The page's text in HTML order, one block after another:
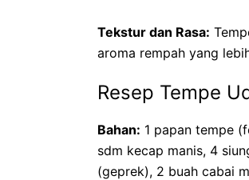
Tekstur dan Rasa:
aroma rempah yang
Resep Tempe
Bahan: 1 papan tempe
sdm kecap manis, 4
(geprek), 2 buah cabai